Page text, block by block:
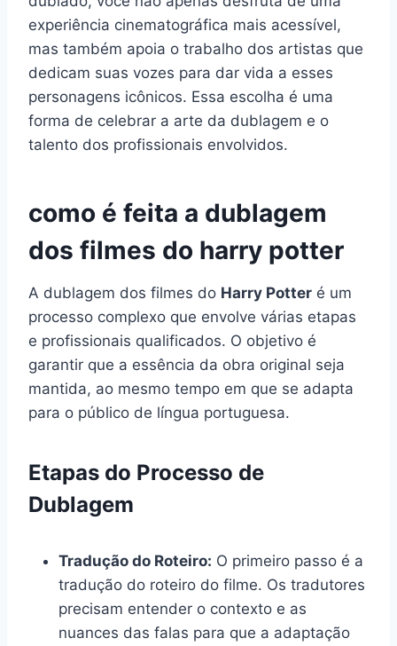
experiência cinematográfica mais acessível,
mas também apoia o trabalho dos artistas que
dedicam suas vozes para dar vida a esses
personagens icônicos. Essa escolha é uma
forma de celebrar a arte da dublagem e o
talento dos profissionais envolvidos.
como é feita a dublagem
dos filmes do harry potter
A dublagem dos filmes do Harry Potter é um
processo complexo que envolve várias etapas
e profissionais qualificados. O objetivo é
garantir que a essência da obra original seja
mantida, ao mesmo tempo em que se adapta
para o público de língua portuguesa.
Etapas do Processo de
Dublagem
Tradução do Roteiro: O primeiro passo é a
tradução do roteiro do filme. Os tradutores
precisam entender o contexto e as
nuances das falas para que a adaptação